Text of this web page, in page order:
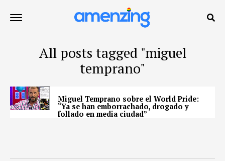
All posts tagged "miguel
temprano"
Miguel Temprano sobre el World Pride:
“Ya se han emborrachado, drogado y
follado en media ciudad”